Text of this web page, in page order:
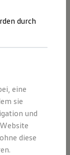
& Co.
von
sind.
durch
eine
sie
und
diese